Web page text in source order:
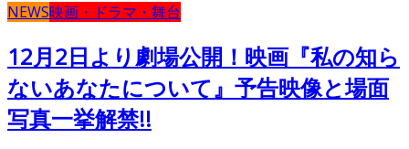
NEWS映画・ドラマ・舞台
12月2日より劇場公開！映画『私の知ら
ないあなたについて』予告映像と場面
写真一挙解禁!!